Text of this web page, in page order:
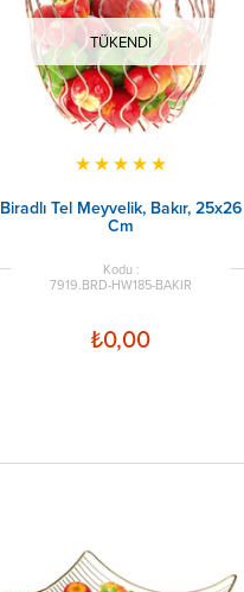
TÜKENDI
Biradlı Tel Meyvelik, Bakır, 25x26
Cm
★★★★★
7919.BRD-HW185-BAKIR
₺0,00